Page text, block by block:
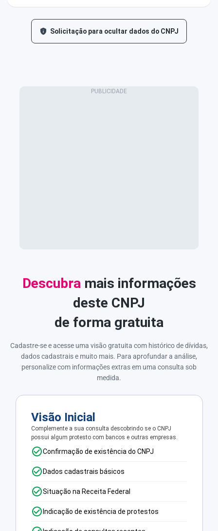
Solicitação para ocultar dados do CNPJ
Descubra mais informações
deste CNPJ
de forma gratuita
Cadastre-se e acesse uma visão gratuita com histórico de dívidas,
dados cadastrais e muito mais. Para aprofundar a análise,
personalize com informações extras em uma consulta sob
medida.
Visão Inicial
Complemente a sua consulta descobrindo se o CNPJ
possui algum protesto com bancos e outras empresas.
Confirmação de existência do CNPJ
Dados cadastrais básicos
Situação na Receita Federal
Indicação de existência de protestos